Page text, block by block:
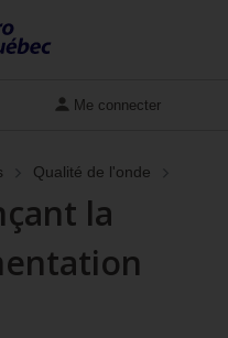
Me connecter
Qualité de l'onde
la